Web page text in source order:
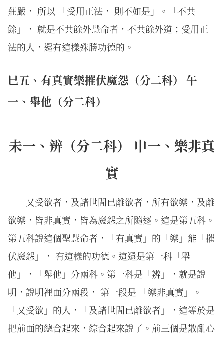
莊嚴， 所以 「受用正法， 則不如是」。「不共
餘」， 就是不共餘外慧命者，不共餘外道；受用正
法的人，還有這樣殊勝功德的。
巳五、有真實樂摧伏魔怨（分二科） 午
一、舉他（分二科）
未一、辨（分二科） 申一、樂非真
實
又受欲者，及諸世間已離欲者，所有欲樂，及離
欲樂，皆非真實，皆為魔怨之所隨逐。這是第五科。
第五科說這個聖慧命者，「有真實」的「樂」能「摧
伏魔怨」， 有這樣的功德。這還是第一科「舉
他」，「舉他」分兩科。第一科是「辨」，就是說
明，說明裡面分兩段， 第一段是 「樂非真實」。
「又受欲」的人，「及諸世間已離欲者」，這等於是
把前面的總合起來，綜合起來說了。前三個是散亂心